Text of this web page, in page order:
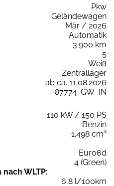
Pkw
Geländewagen
Mär / 2026
Automatik
3.900 km
5
Weiß
Zentrallager
ab ca. 11.08.2026
87774_GW_IN
110 kW / 150 PS
Benzin
1.498 cm³
Euro6d
4 (Green)
WLTP:
6,8 l/100km